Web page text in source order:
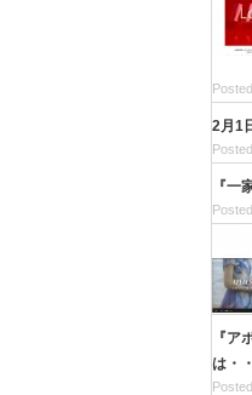
2月1
『一
『ア
は・